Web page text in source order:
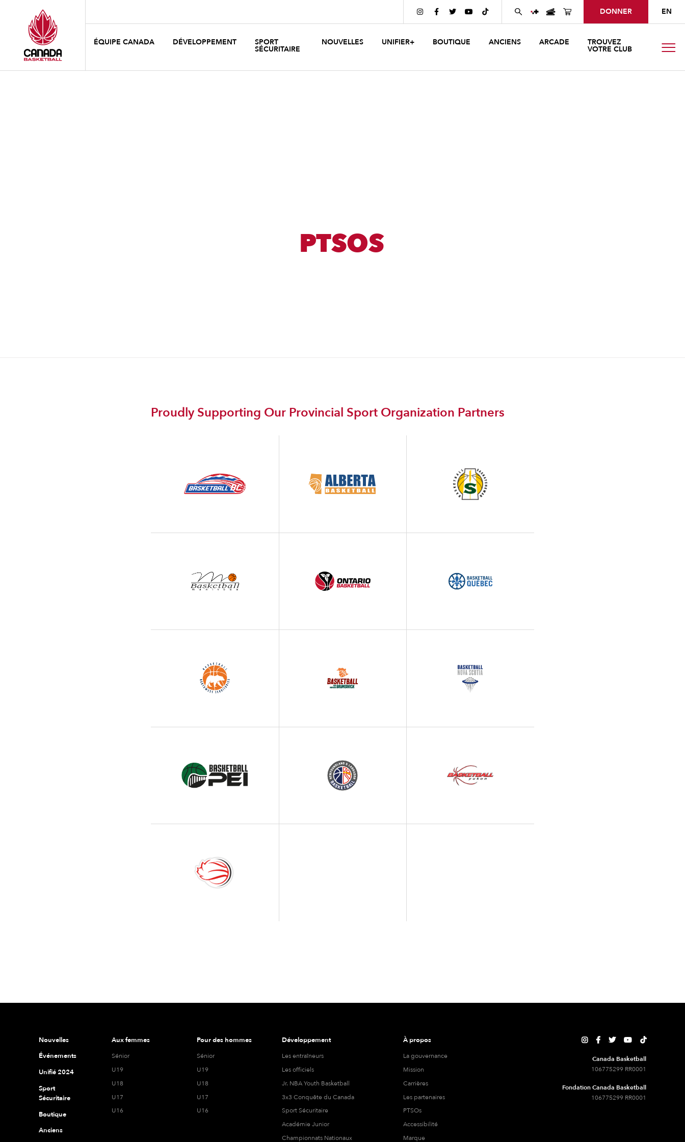
     DONNER EN
ÉQUIPE CANADA DÉVELOPPEMENT SPORT
SÉCURITAIRE
NOUVELLES UNIFIER+ BOUTIQUE ANCIENS ARCADE TROUVEZ
VOTRE CLUB
PTSOS
Proudly Supporting Our Provincial Sport Organization Partners
Nouvelles
Événements
Unifié 2024
Sport
Sécuritaire
Boutique
Anciens
Aux femmes
Sénior
U19
U18
U17
U16
Pour des hommes
Sénior
U19
U18
U17
U16
Développement
Les entraîneurs
Les officiels
Jr. NBA Youth Basketball
3x3 Conquête du Canada
Sport Sécuritaire
Académie Junior
Championnats Nationaux
À propos
La gouvernance
Mission
Carrières
Les partenaires
PTSOs
Accessibilité
Marque
    
Canada Basketball
106775299 RR0001
Fondation Canada Basketball
106775299 RR0001